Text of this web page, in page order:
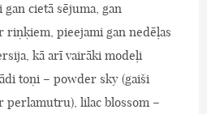
gan cietā sējuma, gan
riņķiem, pieejami gan nedēļas
kā arī vairāki modeļi
toņi – powder sky (gaiši
perlamutru), lilac blossom –